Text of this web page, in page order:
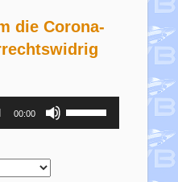
die Corona-
00:00
Pfeiltasten
Hoch/Runter